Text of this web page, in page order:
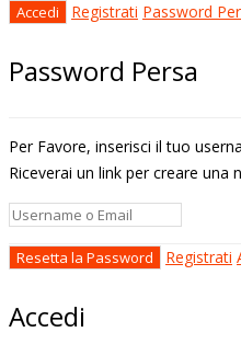
Registrati Password
Password Persa
Per Favore, inserisci il tuo
Riceverai un link per creare una
Registrati
Accedi